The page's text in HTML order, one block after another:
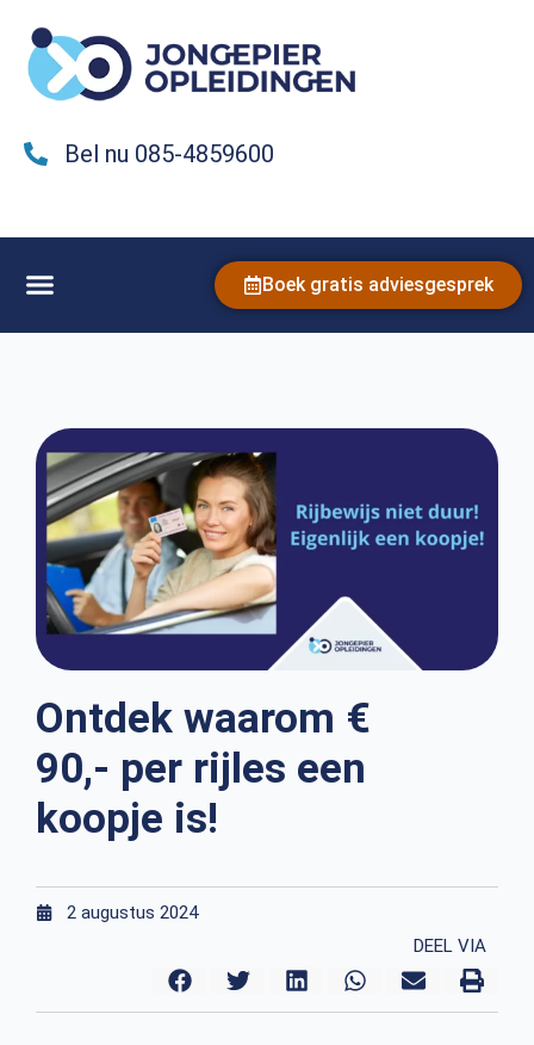
Bel nu 085-4859600
Boek gratis adviesgesprek
Ontdek waarom €
90,- per rijles een
koopje is!
2 augustus 2024
DEEL VIA